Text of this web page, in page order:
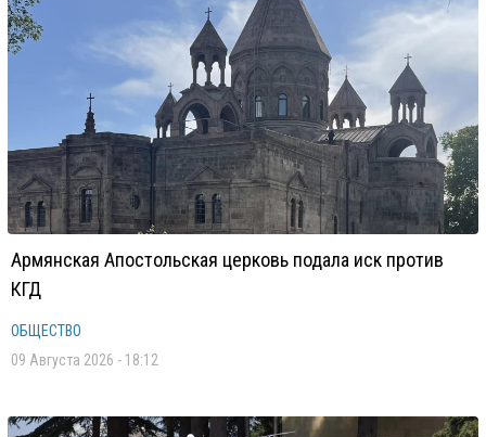
Армянская Апостольская церковь подала иск против
КГД
ОБЩЕСТВО
09 Августа 2026 - 18:12